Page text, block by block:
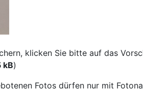
klicken Sie bitte auf das
kB)
Fotos dürfen nur mit